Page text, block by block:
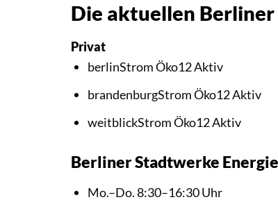
Die aktuellen
Privat
berlinStrom Öko12 Aktiv
brandenburgStrom Öko12 Aktiv
weitblickStrom Öko12 Aktiv
Berliner Stadtwerke
Mo.–Do. 8:30–16:30 Uhr